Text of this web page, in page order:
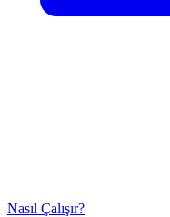
Nasıl Çalışır?